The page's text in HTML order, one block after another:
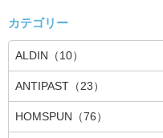
カテゴリー
ALDIN（10）
ANTIPAST（23）
HOMSPUN（76）